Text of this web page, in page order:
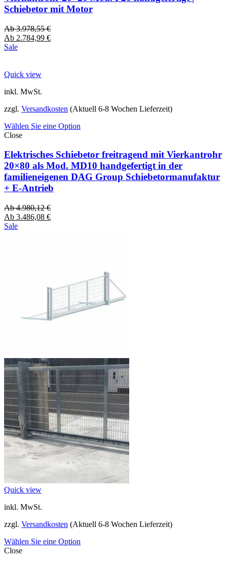
Schiebetor mit Motor
Ab3.978,55€
Ab 2.784,99 €
Sale
Quick view
inkl. MwSt.
zzgl. Versandkosten (Aktuell 6-8 Wochen Lieferzeit)
Wählen Sie eine Option
Close
Elektrisches Schiebetor freitragend mit Vierkantrohr
20×80 als Mod. MD10 handgefertigt in der
familieneigenen DAG Group Schiebetormanufaktur
+ E-Antrieb
Ab4.980,12€
Ab 3.486,08 €
Sale
Quick view
inkl. MwSt.
zzgl. Versandkosten (Aktuell 6-8 Wochen Lieferzeit)
Wählen Sie eine Option
Close